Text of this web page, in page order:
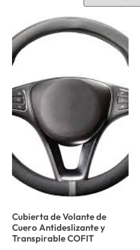
Cubierta de Volante de
Cuero Antideslizante y
Transpirable COFIT